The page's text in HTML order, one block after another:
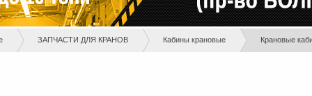
ЗАПЧАСТИ ДЛЯ КРАНОВ Кабины крановые Крановые